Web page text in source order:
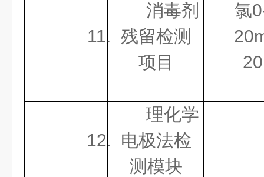
11.
消毒剂
残留检测
项目
氯
12.
理化学
电极法检
测模块